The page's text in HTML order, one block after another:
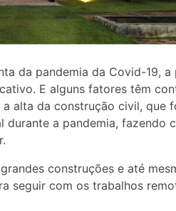
da pandemia da Covid-19, a
E alguns fatores têm
alta da construção civil, que
durante a pandemia, fazendo
construções e até
seguir com os trabalhos